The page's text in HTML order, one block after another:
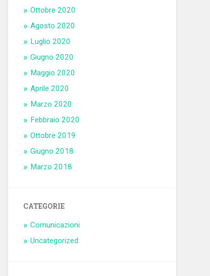
Ottobre 2020
Agosto 2020
Luglio 2020
Giugno 2020
Maggio 2020
Aprile 2020
Marzo 2020
Febbraio 2020
Ottobre 2019
Giugno 2018
Marzo 2018
CATEGORIE
Comunicazioni
Uncategorized